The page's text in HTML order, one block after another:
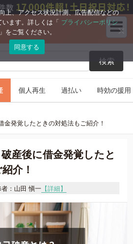
検索
住宅ローン
個人再生 過払い 時効の援用
金発覚したときの対処法もご紹介！
産後に借金発覚したと
介！
：山田 愼一【詳細】
上、アクセス状況計測、広告配信などの
ます。詳しくは「 プライバシーポリシ
」をご覧ください。
同意する